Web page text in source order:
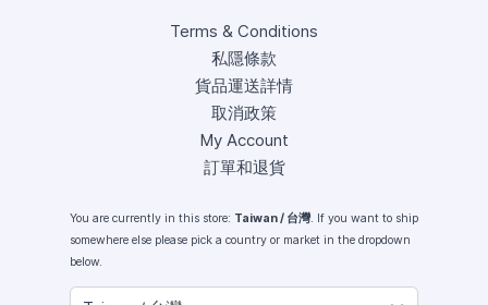
Terms & Conditions
私隱條款
貨品運送詳情
取消政策
My Account
訂單和退貨
You are currently in this store: Taiwan / 台灣. If you want to ship
somewhere else please pick a country or market in the dropdown
below.